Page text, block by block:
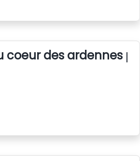
au coeur des ardennes